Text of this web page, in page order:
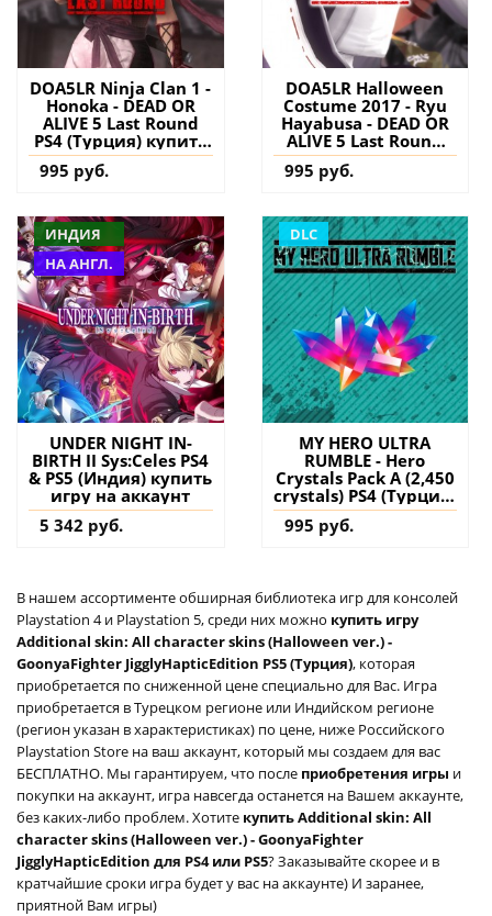
DOA5LR Ninja Clan 1 -
Honoka - DEAD OR
ALIVE 5 Last Round
PS4 (Турция) купить
дополнение на
аккаунт
995 руб.
DOA5LR Halloween
Costume 2017 - Ryu
Hayabusa - DEAD OR
ALIVE 5 Last Round
PS4 (Турция) купить
дополнение на
995 руб.
ИНДИЯ
НА АНГЛ.
UNDER NIGHT IN-
BIRTH II Sys:Celes PS4
& PS5 (Индия) купить
игру на аккаунт
5 342 руб.
DLC
MY HERO ULTRA
RUMBLE - Hero
Crystals Pack A (2,450
crystals) PS4 (Турция)
купить дополнение
на аккаунт
995 руб.
В нашем ассортименте обширная библиотека игр для консолей
Playstation 4 и Playstation 5, среди них можно купить игру
Additional skin: All character skins (Halloween ver.) -
GoonyaFighter JigglyHapticEdition PS5 (Турция), которая
приобретается по сниженной цене специально для Вас. Игра
приобретается в Турецком регионе или Индийском регионе
(регион указан в характеристиках) по цене, ниже Российского
Playstation Store на ваш аккаунт, который мы создаем для вас
БЕСПЛАТНО. Мы гарантируем, что после приобретения игры и
покупки на аккаунт, игра навсегда останется на Вашем аккаунте,
без каких-либо проблем. Хотите купить Additional skin: All
character skins (Halloween ver.) - GoonyaFighter
JigglyHapticEdition для PS4 или PS5? Заказывайте скорее и в
кратчайшие сроки игра будет у вас на аккаунте) И заранее,
приятной Вам игры)